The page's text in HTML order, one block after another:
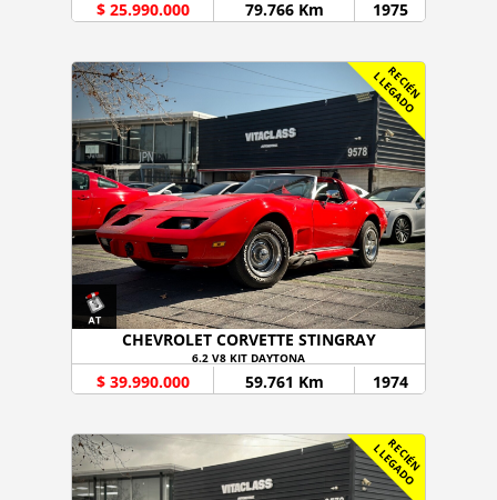
$ 25.990.000 79.766 Km 1975
R
E
C
I
É
N
L
L
E
G
A
D
O
CHEVROLET CORVETTE STINGRAY
6.2 V8 KIT DAYTONA
$ 39.990.000 59.761 Km 1974
R
E
C
I
É
N
L
L
E
G
A
D
O